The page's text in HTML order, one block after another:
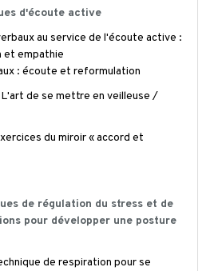
d'écoute active
au service de l'écoute active :
et empathie
: écoute et reformulation
L'art de se mettre en veilleuse /
du miroir « accord et
de régulation du stress et de
pour développer une posture
de respiration pour se